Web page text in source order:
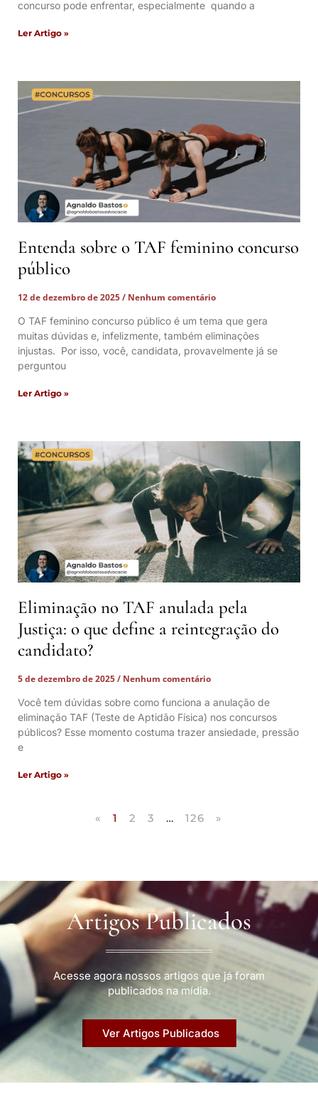
concurso pode enfrentar, especialmente quando a
Ler Artigo »
Entenda sobre o TAF feminino concurso
público
12 de dezembro de 2025
Nenhum comentário
O TAF feminino concurso público é um tema que gera
muitas dúvidas e, infelizmente, também eliminações
injustas. Por isso, você, candidata, provavelmente já se
perguntou
Ler Artigo »
Eliminação no TAF anulada pela
Justiça: o que define a reintegração do
candidato?
5 de dezembro de 2025
Nenhum comentário
Você tem dúvidas sobre como funciona a anulação de
eliminação TAF (Teste de Aptidão Física) nos concursos
públicos? Esse momento costuma trazer ansiedade, pressão
e
Ler Artigo »
« 1 2 3 … 126 »
Artigos Publicados
Acesse agora nossos artigos que já foram
publicados na mídia.
Ver Artigos Publicados